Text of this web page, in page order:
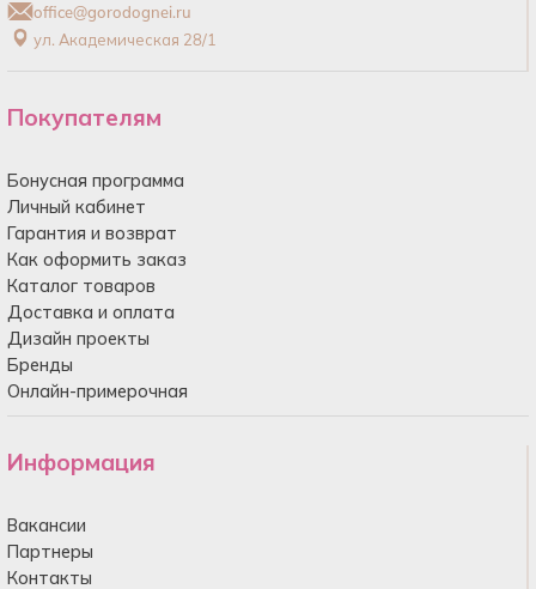
office@gorodognei.ru
ул. Академическая 28/1
Покупателям
Бонусная программа
Личный кабинет
Гарантия и возврат
Как оформить заказ
Каталог товаров
Доставка и оплата
Дизайн проекты
Бренды
Онлайн-примерочная
Информация
Вакансии
Партнеры
Контакты